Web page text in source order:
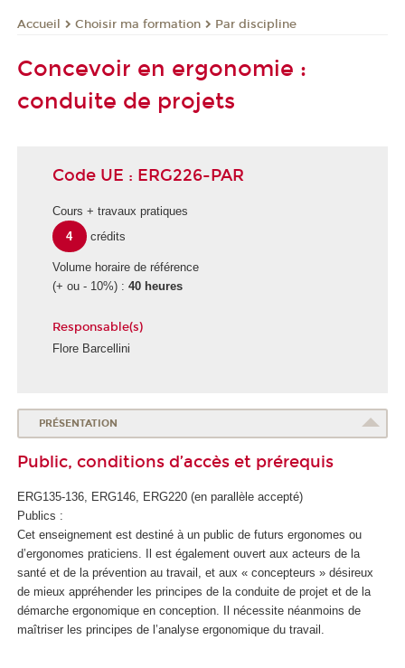
Accueil Choisir ma formation Par discipline
Concevoir en ergonomie :
conduite de projets
Code UE : ERG226-PAR
Cours + travaux pratiques
4
crédits
Volume horaire de référence
(+ ou - 10%) : 40 heures
Responsable(s)
Flore Barcellini
o
l
e
e
l
a
S
a
n
t
é
PRÉSENTATION
Public, conditions d’accès et prérequis
ERG135-136, ERG146, ERG220 (en parallèle accepté)
Publics :
Cet enseignement est destiné à un public de futurs ergonomes ou
d’ergonomes praticiens. Il est également ouvert aux acteurs de la
santé et de la prévention au travail, et aux « concepteurs » désireux
de mieux appréhender les principes de la conduite de projet et de la
démarche ergonomique en conception. Il nécessite néanmoins de
maîtriser les principes de l’analyse ergonomique du travail.